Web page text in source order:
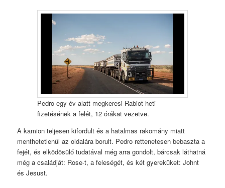
Pedro egy év alatt megkeresi Rabiot heti
fizetésének a felét, 12 órákat vezetve.
A kamion teljesen kifordult és a hatalmas rakomány miatt
menthetetlenül az oldalára borult. Pedro rettenetesen bebaszta a
fejét, és elködösülő tudatával még arra gondolt, bárcsak láthatná
még a családját: Rose-t, a feleségét, és két gyereküket: Johnt
és Jesust.